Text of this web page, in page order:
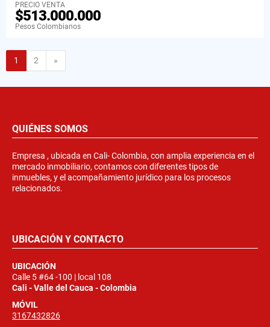
PRECIO VENTA
$513.000.000
Pesos Colombianos
1 2 »
QUIÉNES SOMOS
Empresa , ubicada en Cali- Colombia, con amplia experiencia en el
mercado inmobiliario, contamos con diferentes tipos de
inmuebles, y el acompañamiento jurídico para los procesos
relacionados.
UBICACIÓN Y CONTACTO
UBICACIÓN
Calle 5 #64 -100 | local 108
Cali - Valle del Cauca - Colombia
MÓVIL
3167432826